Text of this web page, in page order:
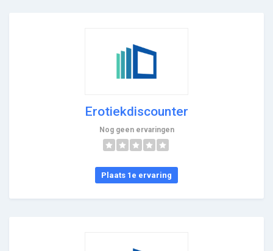
Erotiekdiscounter
Nog geen ervaringen
Plaats 1e ervaring